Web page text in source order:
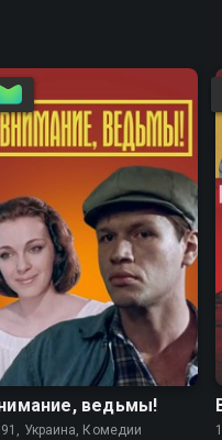
5.6
ведьмы!
Украина, Комедии